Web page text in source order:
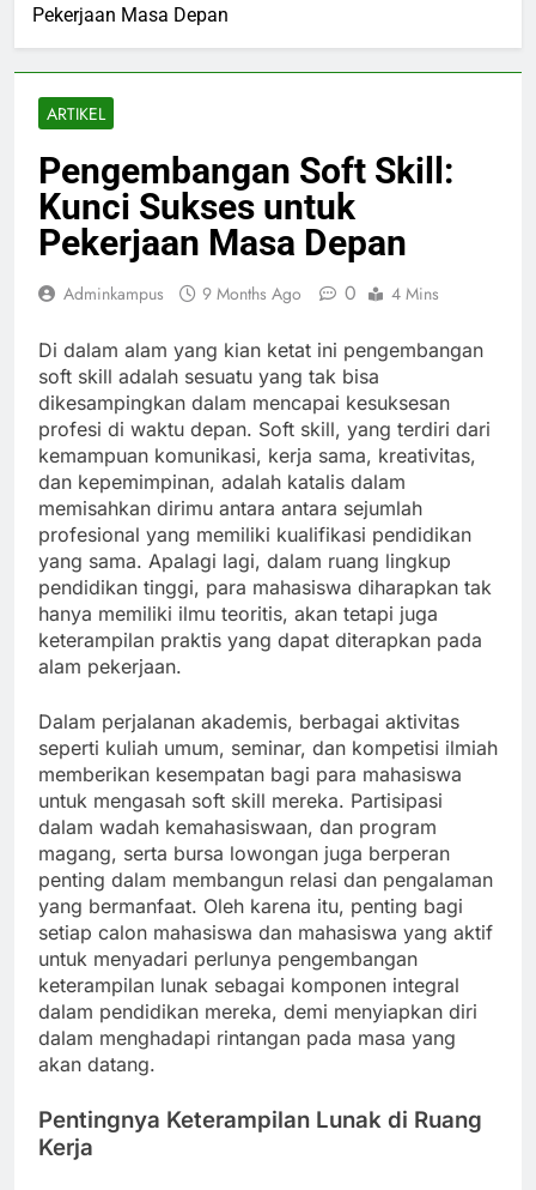
Pekerjaan Masa Depan
ARTIKEL
Pengembangan Soft Skill:
Kunci Sukses untuk
Pekerjaan Masa Depan
Adminkampus 9 Months Ago 0 4 Mins
Di dalam alam yang kian ketat ini pengembangan
soft skill adalah sesuatu yang tak bisa
dikesampingkan dalam mencapai kesuksesan
profesi di waktu depan. Soft skill, yang terdiri dari
kemampuan komunikasi, kerja sama, kreativitas,
dan kepemimpinan, adalah katalis dalam
memisahkan dirimu antara antara sejumlah
profesional yang memiliki kualifikasi pendidikan
yang sama. Apalagi lagi, dalam ruang lingkup
pendidikan tinggi, para mahasiswa diharapkan tak
hanya memiliki ilmu teoritis, akan tetapi juga
keterampilan praktis yang dapat diterapkan pada
alam pekerjaan.
Dalam perjalanan akademis, berbagai aktivitas
seperti kuliah umum, seminar, dan kompetisi ilmiah
memberikan kesempatan bagi para mahasiswa
untuk mengasah soft skill mereka. Partisipasi
dalam wadah kemahasiswaan, dan program
magang, serta bursa lowongan juga berperan
penting dalam membangun relasi dan pengalaman
yang bermanfaat. Oleh karena itu, penting bagi
setiap calon mahasiswa dan mahasiswa yang aktif
untuk menyadari perlunya pengembangan
keterampilan lunak sebagai komponen integral
dalam pendidikan mereka, demi menyiapkan diri
dalam menghadapi rintangan pada masa yang
akan datang.
Pentingnya Keterampilan Lunak di Ruang
Kerja